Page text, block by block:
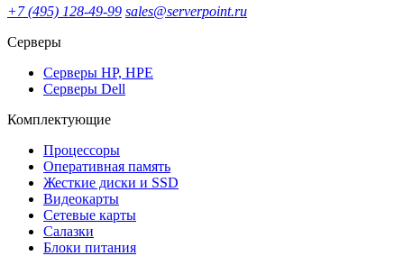
+7 (495) 128-49-99 sales@serverpoint.ru
Серверы
Серверы HP, HPE
Серверы Dell
Комплектующие
Процессоры
Оперативная память
Жесткие диски и SSD
Видеокарты
Сетевые карты
Салазки
Блоки питания